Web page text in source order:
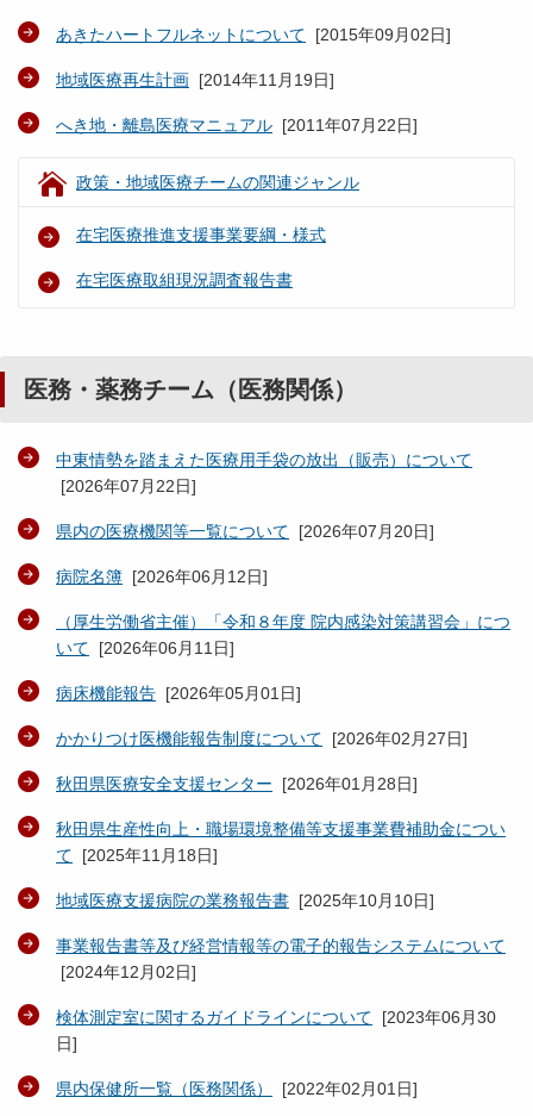
あきたハートフルネットについて [2015年09月02日]
地域医療再生計画 [2014年11月19日]
へき地・離島医療マニュアル [2011年07月22日]
政策・地域医療チームの関連ジャンル
在宅医療推進支援事業要綱・様式
在宅医療取組現況調査報告書
医務・薬務チーム（医務関係）
中東情勢を踏まえた医療用手袋の放出（販売）について
[2026年07月22日]
県内の医療機関等一覧について [2026年07月20日]
病院名簿 [2026年06月12日]
（厚生労働省主催）「令和８年度 院内感染対策講習会」につ
いて [2026年06月11日]
病床機能報告 [2026年05月01日]
かかりつけ医機能報告制度について [2026年02月27日]
秋田県医療安全支援センター [2026年01月28日]
秋田県生産性向上・職場環境整備等支援事業費補助金につい
て [2025年11月18日]
地域医療支援病院の業務報告書 [2025年10月10日]
事業報告書等及び経営情報等の電子的報告システムについて
[2024年12月02日]
検体測定室に関するガイドラインについて [2023年06月30
日]
県内保健所一覧（医務関係） [2022年02月01日]